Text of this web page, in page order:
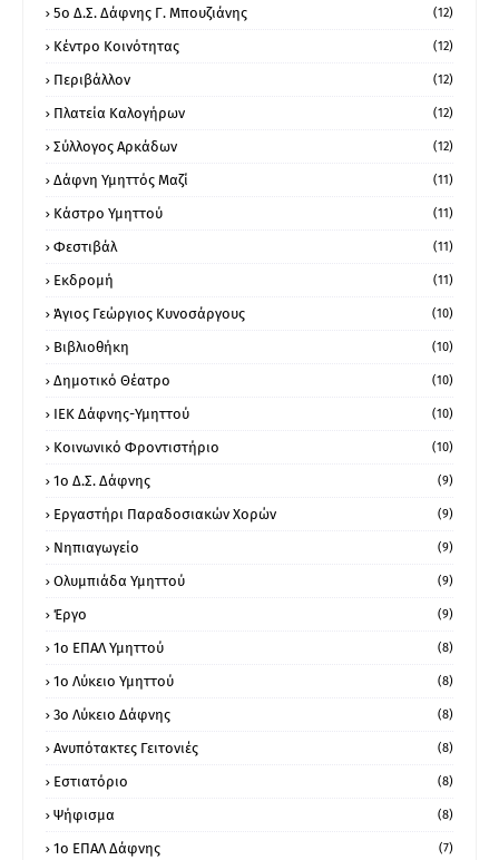
5ο Δ.Σ. Δάφνης Γ. Μπουζιάνης (12)
Κέντρο Κοινότητας (12)
Περιβάλλον (12)
Πλατεία Καλογήρων (12)
Σύλλογος Αρκάδων (12)
Δάφνη Υμηττός Μαζί (11)
Κάστρο Υμηττού (11)
Φεστιβάλ (11)
Εκδρομή (11)
Άγιος Γεώργιος Κυνοσάργους (10)
Βιβλιοθήκη (10)
Δημοτικό Θέατρο (10)
ΙΕΚ Δάφνης-Υμηττού (10)
Κοινωνικό Φροντιστήριο (10)
1ο Δ.Σ. Δάφνης (9)
Εργαστήρι Παραδοσιακών Χορών (9)
Νηπιαγωγείο (9)
Ολυμπιάδα Υμηττού (9)
Έργο (9)
1o ΕΠΑΛ Υμηττού (8)
1ο Λύκειο Υμηττού (8)
3ο Λύκειο Δάφνης (8)
Ανυπότακτες Γειτονιές (8)
Εστιατόριο (8)
Ψήφισμα (8)
1ο ΕΠΑΛ Δάφνης (7)